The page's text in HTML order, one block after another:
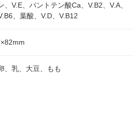
、V.E、パントテン酸Ca、V.B2、V.A、
、葉酸、V.D、V.B12
、乳、大豆、もも